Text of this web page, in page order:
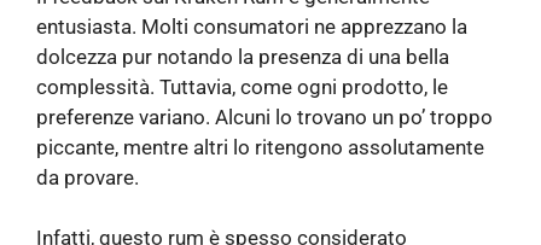
entusiasta. Molti consumatori ne apprezzano la
dolcezza pur notando la presenza di una bella
complessità. Tuttavia, come ogni prodotto, le
preferenze variano. Alcuni lo trovano un po’ troppo
piccante, mentre altri lo ritengono assolutamente
da provare.
Infatti, questo rum è spesso considerato